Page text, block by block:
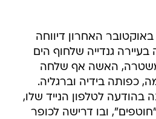
האחרון דיווחה
גנדייה שלחוף הים
המשטרה, האשה אף שלחה
כפותה בידיה וברגליה.
לטלפון הנייד שלו,
ובו דרישה לכופר